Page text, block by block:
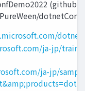
ja-jp/
ja-jp/